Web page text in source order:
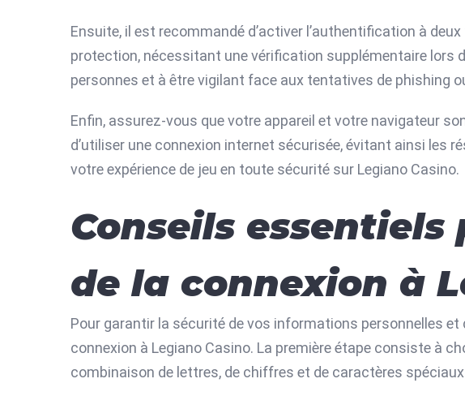
Ensuite, il est recommandé d’activer l’authentification à
protection, nécessitant une vérification supplémentaire lors
personnes et à être vigilant face aux tentatives de phishing
Enfin, assurez-vous que votre appareil et votre navigateur
d’utiliser une connexion internet sécurisée, évitant ainsi les
votre expérience de jeu en toute sécurité sur Legiano Casino.
Conseils
de la connexion à
Pour garantir la sécurité de vos informations personnelles
connexion à Legiano Casino. La première étape consiste à
combinaison de lettres, de chiffres et de caractères